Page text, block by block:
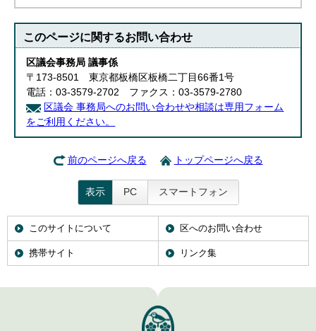
このページに関するお問い合わせ
区議会事務局 議事係
〒173-8501 東京都板橋区板橋二丁目66番1号
電話：03-3579-2702 ファクス：03-3579-2780
区議会 事務局へのお問い合わせや相談は専用フォーム
をご利用ください。
前のページへ戻る トップページへ戻る
表示 PC スマートフォン
このサイトについて 区へのお問い合わせ
携帯サイト リンク集